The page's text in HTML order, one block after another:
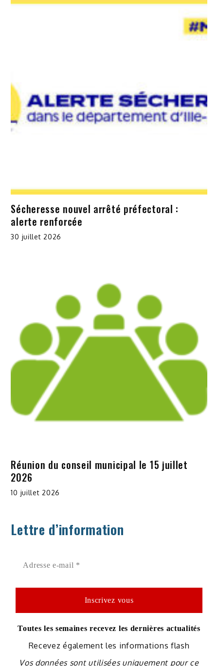
Sécheresse nouvel arrêté préfectoral :
alerte renforcée
30 juillet 2026
Réunion du conseil municipal le 15 juillet
2026
10 juillet 2026
Lettre d’information
Toutes les semaines recevez les dernières actualités
Recevez également les informations flash
Vos données sont utilisées uniquement pour ce